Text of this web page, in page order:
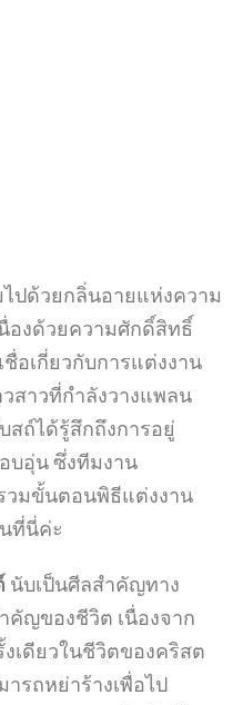
ไปด้วยกลิ่นอายแห่งความ
องด้วยความศักดิ์สิทธิ์
อเกี่ยวกับการแต่งงาน
สาวที่กำลังวางแพลน
สถ์ได้รู้สึกถึงการอยู่
บอุ่น ซึ่งทีมงาน
วมขั้นตอนพิธีแต่งงาน
ที่นี่ค่ะ
นับเป็นศีลสำคัญทาง
คัญของชีวิต เนื่องจาก
เดียวในชีวิตของคริสต
รถหย่าร้างเพื่อไป